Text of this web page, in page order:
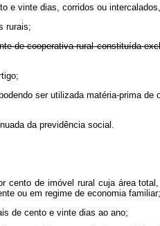
e vinte dias, corridos ou
rurais;
de cooperativa rural constituída
ser utilizada matéria-prima
da previdência social.
de imóvel rural cuja área
ou em regime de economia familiar;
de cento e vinte dias ao ano;